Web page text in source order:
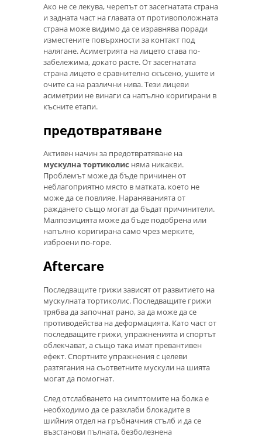
Ако не се лекува, черепът от засегнатата страна
и задната част на главата от противоположната
страна може видимо да се изравнява поради
изместените повърхности за контакт под
налягане. Асиметрията на лицето става по-
забележима, докато расте. От засегнатата
страна лицето е сравнително скъсено, ушите и
очите са на различни нива. Тези лицеви
асиметрии не винаги са напълно коригирани в
късните етапи.
предотвратяване
Активен начин за предотвратяване на
мускулна тортиколис няма никакви.
Проблемът може да бъде причинен от
неблагоприятно място в матката, което не
може да се повлияе. Нараняванията от
раждането също могат да бъдат причинители.
Малпозицията може да бъде подобрена или
напълно коригирана само чрез мерките,
изброени по-горе.
Aftercare
Последващите грижи зависят от развитието на
мускулната тортиколис. Последващите грижи
трябва да започнат рано, за да може да се
противодейства на деформацията. Като част от
последващите грижи, упражненията и спортът
облекчават, а също така имат превантивен
ефект. Спортните упражнения с целеви
разтягания на съответните мускули на шията
могат да помогнат.
След отслабването на симптомите на болка е
необходимо да се разхлаби блокадите в
шийния отдел на гръбначния стълб и да се
възстанови пълната, безболезнена